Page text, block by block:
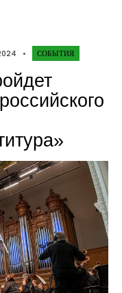
• СОБЫТИЯ